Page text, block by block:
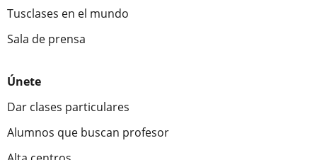
Tusclases en el mundo
Sala de prensa
Únete
Dar clases particulares
Alumnos que buscan profesor